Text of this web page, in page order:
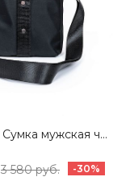
114-223-31-4 Сумка мужская черный Portofiano
3 580 руб. -30%